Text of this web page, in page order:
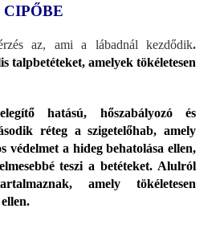
az, ami a lábadnál kezdődik.
talpbetéteket, amelyek tökéletesen
hatású, hőszabályozó és
réteg a szigetelőhab, amely
védelmet a hideg behatolása ellen,
teszi a betéteket. Alulról
amely tökéletesen